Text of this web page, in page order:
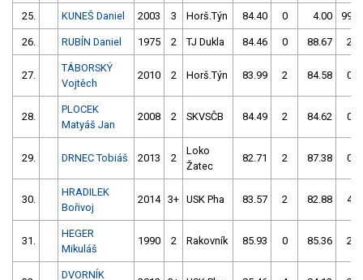
25. KUNEŠ Daniel 2003 3 Horš.Týn 84.40 0 4.00 999
26. RUBÍN Daniel 1975 2 TJ Dukla 84.46 0 88.67 2
27.
TÁBORSKÝ
Vojtěch
2010 2 Horš.Týn 83.99 2 84.58 0
28.
PLOCEK
Matyáš Jan
2008 2 SKVSČB 84.49 2 84.62 0
29. DRNEC Tobiáš 2013 2
Loko
Žatec
82.71 2 87.38 0
30.
HRADILEK
Bořivoj
2014 3+ USK Pha 83.57 2 82.88 4
31.
HEGER
Mikuláš
1990 2 Rakovník 85.93 0 85.36 2
DVORNÍK